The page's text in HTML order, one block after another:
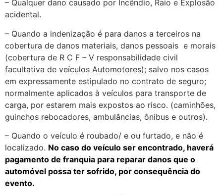
– Qualquer dano causado por Incêndio, Raio e Explosão
acidental.
– Quando a indenização é para danos a terceiros na
cobertura de danos materiais, danos pessoais e morais
(cobertura de R C F – V responsabilidade civil
facultativa de veículos Automotores); salvo nos casos
em expressamente estipulado no contrato de seguro;
normalmente aplicados à veículos para transporte de
carga, por estarem mais expostos ao risco. (caminhões,
guinchos rebocadores, ambulâncias, ônibus e outros).
– Quando o veículo é roubado/ e ou furtado, e não é
localizado. No caso do veículo ser encontrado, haverá
pagamento de franquia para reparar danos que o
automóvel possa ter sofrido, por consequência do
evento.